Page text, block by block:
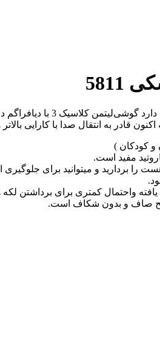
گوشی‌ پزشکی کلاسیک 3
به انتقال صدا با کارایی
و کودکان )
مفید است.
بردارید و میتوانید برای جلوگیری
واحتمال کمتری برای برداشتن لکه
صاف و بدون شکاف است.